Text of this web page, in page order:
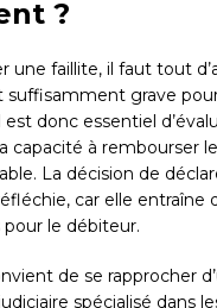
?
une faillite, il faut tout
suffisamment grave
donc essentiel
capacité à rembourser
La décision de
car elle entraîne
le débiteur.
de se rapprocher
spécialisé dans